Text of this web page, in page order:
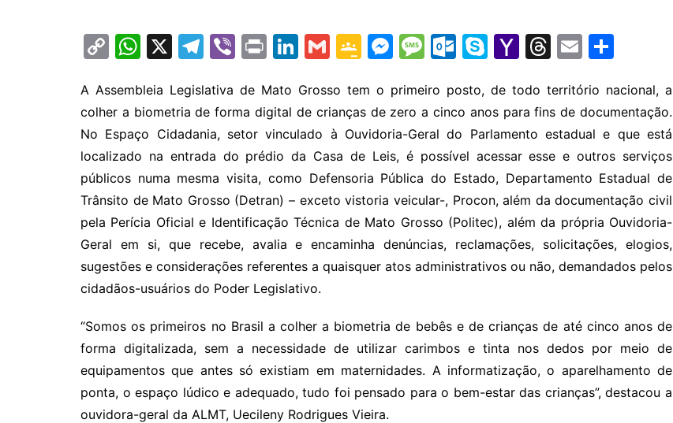
C
p
y
Li
n
k
W
at
s
A
p
p
X
T
e
gr
a
m
Vi
er
Pr
t
Li
k
e
dI
n
G
ai
l
G
o
gl
e
Cl
a
s
sr
o
m
M
s
s
e
n
g
er
M
s
s
a
g
e
O
lo
o
k.
c
o
m
S
y
p
e
Y
h
o
o
M
ai
l
T
e
a
d
s
E
ai
l
ar
e
A Assembleia Legislativa de Mato Grosso tem o primeiro posto, de todo território nacional, a
colher a biometria de forma digital de crianças de zero a cinco anos para fins de documentação.
No Espaço Cidadania, setor vinculado à Ouvidoria-Geral do Parlamento estadual e que está
localizado na entrada do prédio da Casa de Leis, é possível acessar esse e outros serviços
públicos numa mesma visita, como Defensoria Pública do Estado, Departamento Estadual de
Trânsito de Mato Grosso (Detran) – exceto vistoria veicular-, Procon, além da documentação civil
pela Perícia Oficial e Identificação Técnica de Mato Grosso (Politec), além da própria Ouvidoria-
Geral em si, que recebe, avalia e encaminha denúncias, reclamações, solicitações, elogios,
sugestões e considerações referentes a quaisquer atos administrativos ou não, demandados pelos
cidadãos-usuários do Poder Legislativo.
“Somos os primeiros no Brasil a colher a biometria de bebês e de crianças de até cinco anos de
forma digitalizada, sem a necessidade de utilizar carimbos e tinta nos dedos por meio de
equipamentos que antes só existiam em maternidades. A informatização, o aparelhamento de
ponta, o espaço lúdico e adequado, tudo foi pensado para o bem-estar das crianças”, destacou a
ouvidora-geral da ALMT, Uecileny Rodrigues Vieira.